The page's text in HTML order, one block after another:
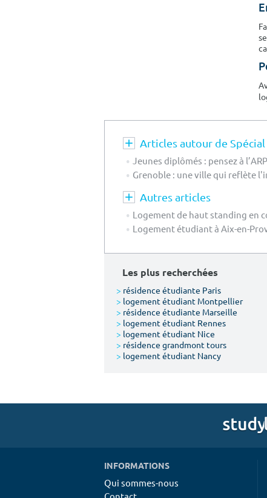
Articles autour de
Jeunes diplômés : pensez à
Grenoble : une ville qui reflète
Autres articles
Logement de haut standing en
Logement étudiant à Aix-en-
Les plus recherchées
> résidence étudiante Paris
> logement étudiant Montpellier
> résidence étudiante Marseille
> logement étudiant Rennes
> logement étudiant Nice
> résidence grandmont tours
> logement étudiant Nancy
INFORMATIONS
Qui sommes-nous